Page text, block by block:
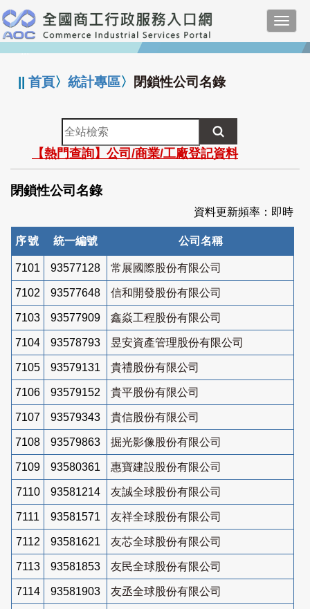
跳
到
主
要
:::
||首頁〉統計專區〉 閉鎖性公司名錄
全
站
檢
索
【熱門查詢】公司/商業/工廠登記資料
閉鎖性公司名錄
資料更新頻率：即時
序號 統一編號 公司名稱
7101 93577128 常展國際股份有限公司
7102 93577648 信和開發股份有限公司
7103 93577909 鑫焱工程股份有限公司
7104 93578793 昱安資產管理股份有限公司
7105 93579131 貴禮股份有限公司
7106 93579152 貴平股份有限公司
7107 93579343 貴信股份有限公司
7108 93579863 掘光影像股份有限公司
7109 93580361 惠寶建設股份有限公司
7110 93581214 友誠全球股份有限公司
7111 93581571 友祥全球股份有限公司
7112 93581621 友芯全球股份有限公司
7113 93581853 友民全球股份有限公司
7114 93581903 友丞全球股份有限公司